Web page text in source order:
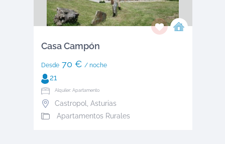
Casa Campón
Desde70 € / noche
21
Alquiler: Apartamento
Castropol
Asturias
Apartamentos Rurales